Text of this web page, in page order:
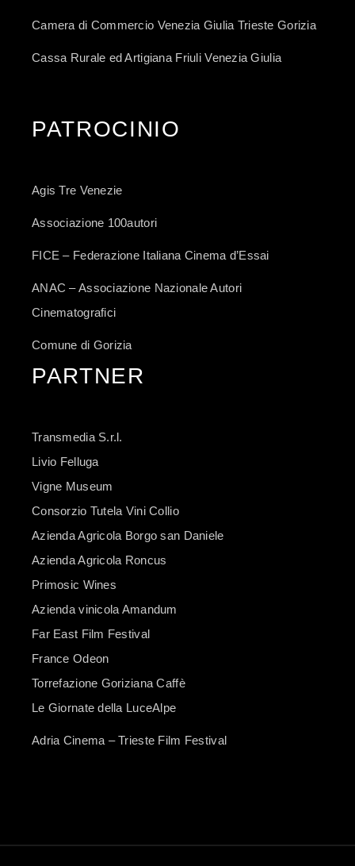
Camera di Commercio Venezia Giulia Trieste Gorizia
Cassa Rurale ed Artigiana Friuli Venezia Giulia
PATROCINIO
Agis Tre Venezie
Associazione 100autori
FICE – Federazione Italiana Cinema d’Essai
ANAC – Associazione Nazionale Autori
Cinematografici
Comune di Gorizia
PARTNER
Transmedia S.r.l.
Livio Felluga
Vigne Museum
Consorzio Tutela Vini Collio
Azienda Agricola Borgo san Daniele
Azienda Agricola Roncus
Primosic Wines
Azienda vinicola Amandum
Far East Film Festival
France Odeon
Torrefazione Goriziana Caffè
Le Giornate della LuceAlpe
Adria Cinema – Trieste Film Festival